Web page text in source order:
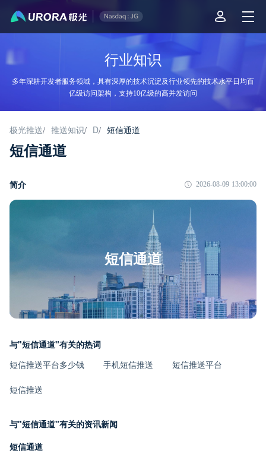
行业知识
多年深耕开发者服务领域，具有深厚的技术沉淀及行业领先的技术水平日均百
亿级访问架构，支持10亿级的高并发访问
极光推送/ 推送知识/ D/ 短信通道
短信通道
简介 2026-08-09 13:00:00
短信通道
与"短信通道"有关的热词
短信推送平台多少钱 手机短信推送 短信推送平台
短信推送
与"短信通道"有关的资讯新闻
短信通道